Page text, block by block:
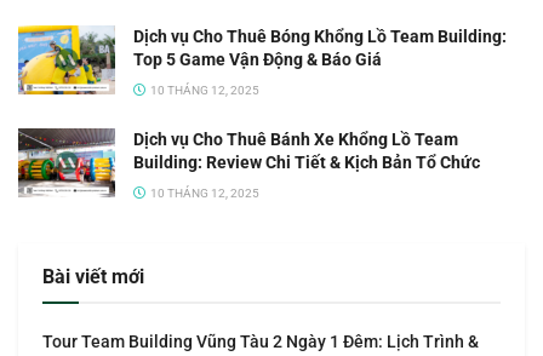
Dịch vụ Cho Thuê Bóng Khổng Lồ Team Building:
Top 5 Game Vận Động & Báo Giá
10 THÁNG 12, 2025
Dịch vụ Cho Thuê Bánh Xe Khổng Lồ Team
Building: Review Chi Tiết & Kịch Bản Tổ Chức
10 THÁNG 12, 2025
Bài viết mới
Tour Team Building Vũng Tàu 2 Ngày 1 Đêm: Lịch Trình &